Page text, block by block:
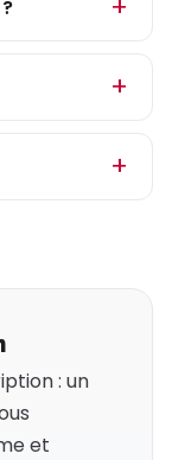
: un
et